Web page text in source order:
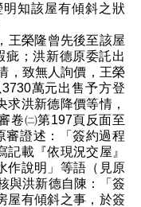
知該屋有傾斜之狀
王榮隆曾先後至該屋
疵；洪新德原委託出
，致無人詢價，王榮
萬元出售予方登
洪新德降價等情，
卷㈡第197頁反面至
審證述：「簽約過程
載『依現況交屋』
作說明」等語（見原
與洪新德自陳：「簽
屋有傾斜之事，於簽